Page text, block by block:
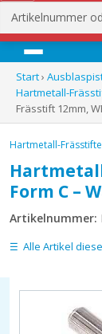
Suchen
nach:
Menü
Start›
Hartmetall-
Frässtift 12mm,
Hartmetall-
Form C –
Artikelnummer:
Alle Artikel